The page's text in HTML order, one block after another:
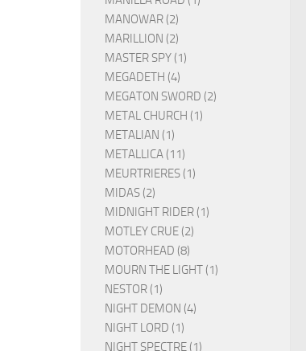
MANOWAR (2)
MARILLION (2)
MASTER SPY (1)
MEGADETH (4)
MEGATON SWORD (2)
METAL CHURCH (1)
METALIAN (1)
METALLICA (11)
MEURTRIERES (1)
MIDAS (2)
MIDNIGHT RIDER (1)
MOTLEY CRUE (2)
MOTORHEAD (8)
MOURN THE LIGHT (1)
NESTOR (1)
NIGHT DEMON (4)
NIGHT LORD (1)
NIGHT SPECTRE (1)